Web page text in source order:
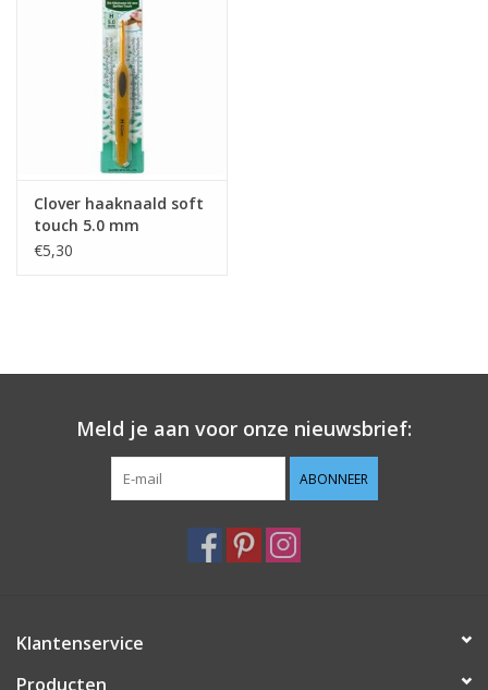
Clover haaknaald soft
touch 5.0 mm
€5,30
Meld je aan voor onze nieuwsbrief:
ABONNEER
Klantenservice
Producten